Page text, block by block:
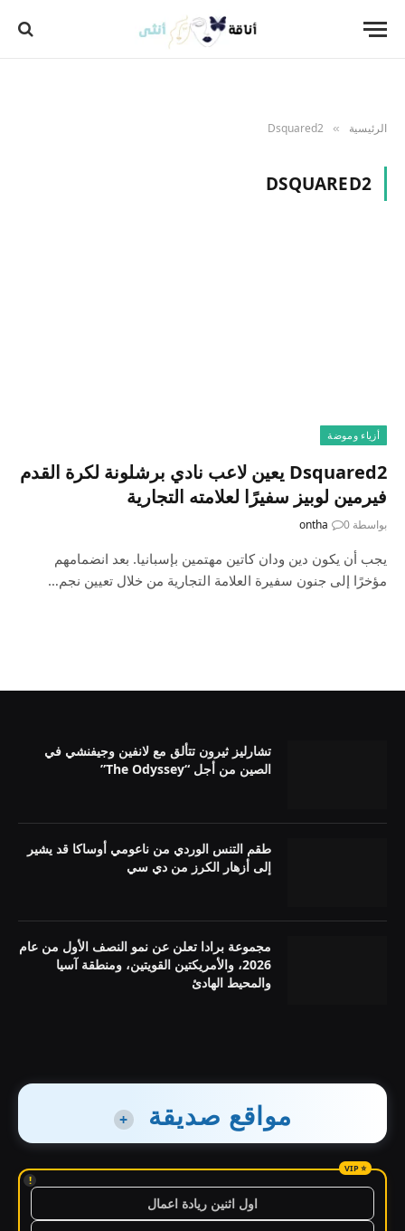
الرئيسية »
Dsquared2
DSQUARED2
أزياء وموضة
Dsquared2 يعين لاعب نادي برشلونة لكرة القدم
فيرمين لوبيز سفيرًا لعلامته التجارية
بواسطة ontha 0
يجب أن يكون دين ودان كاتين مهتمين بإسبانيا. بعد انضمامهم
مؤخرًا إلى جنون سفيرة العلامة التجارية من خلال تعيين نجم…
تشارليز ثيرون تتألق مع لانفين وجيفنشي في
الصين من أجل “The Odyssey”
طقم التنس الوردي من ناعومي أوساكا قد يشير
إلى أزهار الكرز من دي سي
مجموعة برادا تعلن عن نمو النصف الأول من عام
2026، والأمريكتين القويتين، ومنطقة آسيا
والمحيط الهادئ
مواقع صديقة +
!
اول اثنين ريادة اعمال